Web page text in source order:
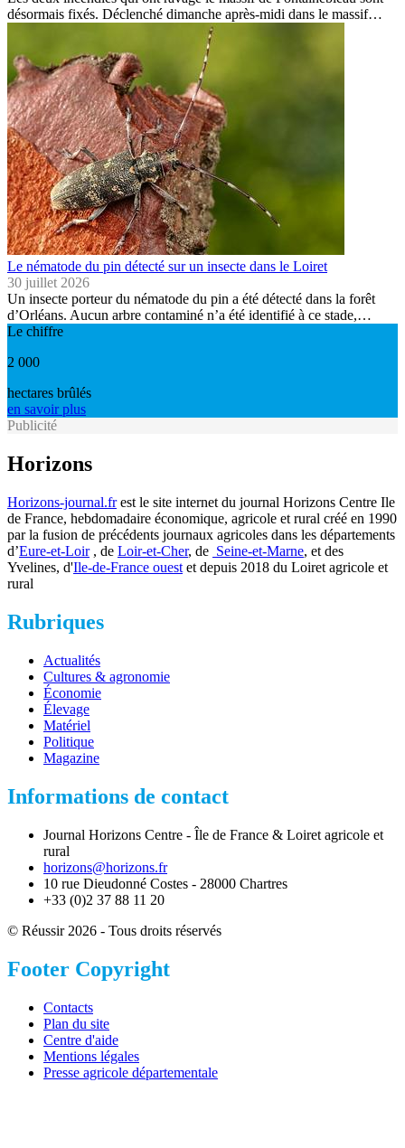
désormais fixés. Déclenché dimanche après-midi dans le massif…
Le nématode du pin détecté sur un insecte dans le Loiret
30 juillet 2026
Un insecte porteur du nématode du pin a été détecté dans la forêt
d’Orléans. Aucun arbre contaminé n’a été identifié à ce stade,…
Le chiffre
2 000
hectares brûlés
en savoir plus
Publicité
Horizons
Horizons-journal.frest le site internet du journal Horizons Centre Ile
de France, hebdomadaire économique, agricole et rural créé en 1990
par la fusion de précédents journaux agricoles dans les départements
d’Eure-et-Loir, de Loir-et-Cher, de Seine-et-Marne, et des
Yvelines, d'Ile-de-France ouest et depuis 2018 du Loiret agricole et
rural
Rubriques
Actualités
Cultures & agronomie
Économie
Élevage
Matériel
Politique
Magazine
Informations de contact
Journal Horizons Centre - Île de France & Loiret agricole et
rural
horizons@horizons.fr
10 rue Dieudonné Costes - 28000 Chartres
+33 (0)2 37 88 11 20
© Réussir 2026 - Tous droits réservés
Footer Copyright
Contacts
Plan du site
Centre d'aide
Mentions légales
Presse agricole départementale